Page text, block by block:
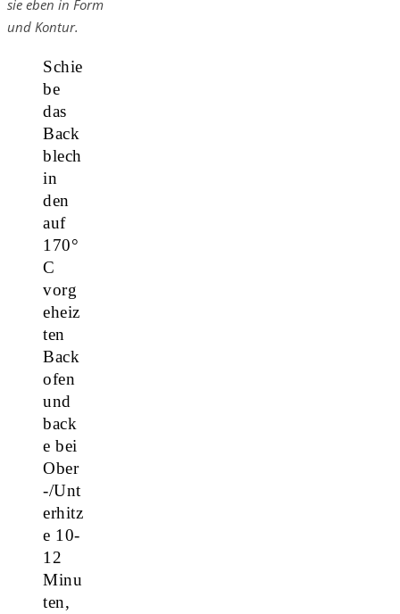
sie eben in Form
und Kontur.
Schie
be
das
Back
blech
in
den
auf
170°
C
vorg
eheiz
ten
Back
ofen
und
back
e bei
Ober
-/Unt
erhitz
e 10-
12
Minu
ten,